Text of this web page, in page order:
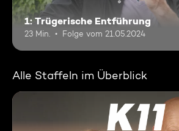
1: Trügerische Entführung
23 Min. Folge vom 21.05.2024
Alle Staffeln im Überblick